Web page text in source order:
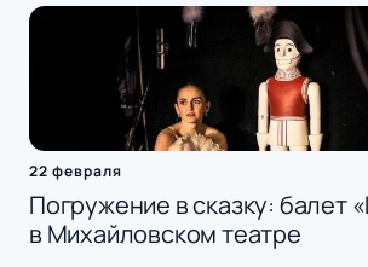
22 февраля
Погружение в сказку: балет
в Михайловском театре